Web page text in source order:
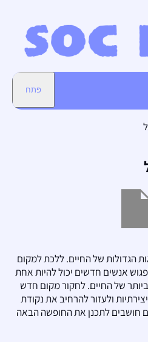
פתח
הגדולות של החיים. ללכת למקום
אנשים חדשים יכול להיות אחת
של החיים. לחקור מקום חדש
ולעזור להרחיב את נקודת
לתכנן את החופשה הבאה